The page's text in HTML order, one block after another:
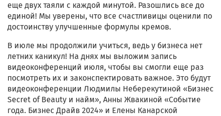
еще двух таяли с каждой минутой. Разошлись все до
единой! Мы уверены, что все счастливицы оценили по
достоинству улучшенные формулы кремов.
В июле мы продолжили учиться, ведь у бизнеса нет
летних каникул! На днях мы выложим запись
видеоконференций июля, чтобы вы смогли еще раз
посмотреть их и законспектировать важное. Это будут
видеоконференции Людмилы Неберекутиной «Бизнес
Secret of Beauty и найм», Анны Жвакиной «Событие
года. Бизнес Драйв 2024» и Елены Канарской